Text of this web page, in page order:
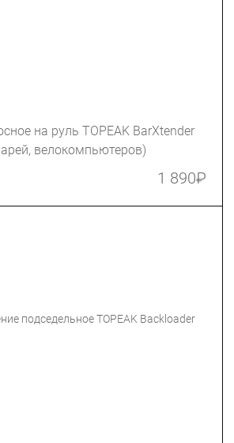
на руль TOPEAK BarXtender
велокомпьютеров)
1 890₽